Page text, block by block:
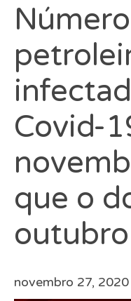
Covid-
que o
outubro
novembro 27, 2020